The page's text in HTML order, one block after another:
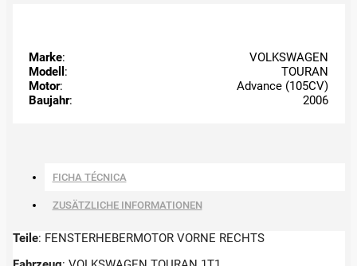
Marke:
VOLKSWAGEN
Modell :
TOURAN
Motor:
Advance (105CV)
Baujahr: 2006
FICHA TÉCNICA
ZUSÄTZLICHE INFORMATIONEN
Teile: FENSTERHEBERMOTOR VORNE RECHTS